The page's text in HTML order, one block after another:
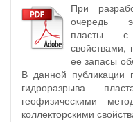
При
очередь
пласты с
свойствами,
ее запасы
В данной публикации
гидроразрыва
геофизическими
коллекторскими